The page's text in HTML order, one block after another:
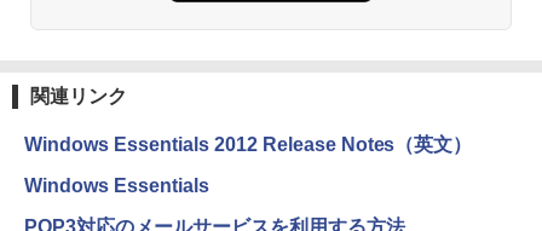
関連リンク
Windows Essentials 2012 Release Notes（英文）
Windows Essentials
POP3対応のメールサービスを利用する方法